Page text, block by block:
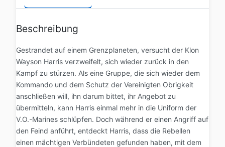
Beschreibung
Gestrandet auf einem Grenzplaneten, versucht der Klon
Wayson Harris verzweifelt, sich wieder zurück in den
Kampf zu stürzen. Als eine Gruppe, die sich wieder dem
Kommando und dem Schutz der Vereinigten Obrigkeit
anschließen will, ihn darum bittet, ihr Angebot zu
übermitteln, kann Harris einmal mehr in die Uniform der
V.O.-Marines schlüpfen. Doch während er einen Angriff auf
den Feind anführt, entdeckt Harris, dass die Rebellen
einen mächtigen Verbündeten gefunden haben, mit dem